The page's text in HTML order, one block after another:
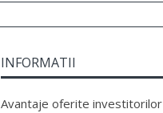
INFORMATII
Avantaje oferite investitorilor